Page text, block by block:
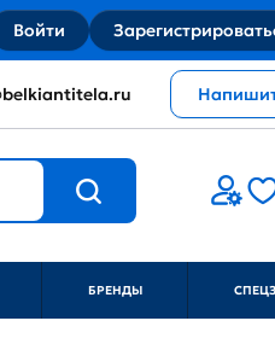
Войти
БРЕНДЫ